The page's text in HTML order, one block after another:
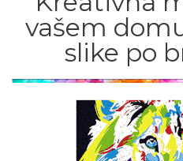
READ MORE
Otvarajuće,
džepno povećalo
€6.90 €4.90
READ MORE
vašem
slike po